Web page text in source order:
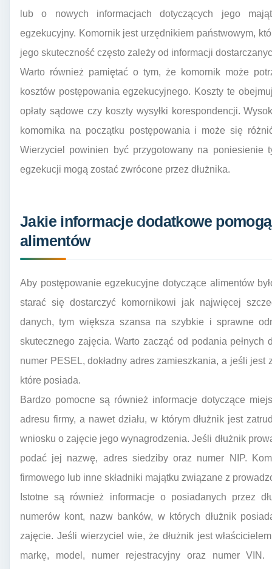
lub o nowych informacjach dotyczących jego
egzekucyjny. Komornik jest urzędnikiem państwowym,
jego skuteczność często zależy od informacji
Warto również pamiętać o tym, że komornik może
kosztów postępowania egzekucyjnego. Koszty te
opłaty sądowe czy koszty wysyłki korespondencji.
komornika na początku postępowania i może się
Wierzyciel powinien być przygotowany na poniesienie
egzekucji mogą zostać zwrócone przez dłużnika.
Jakie informacje dodatkowe
alimentów
Aby postępowanie egzekucyjne dotyczące alimentów
starać się dostarczyć komornikowi jak najwięcej
danych, tym większa szansa na szybkie i sprawne
skutecznego zajęcia. Warto zacząć od podania pełnych
numer PESEL, dokładny adres zamieszkania, a jeśli
które posiada.
Bardzo pomocne są również informacje dotyczące
adresu firmy, a nawet działu, w którym dłużnik jest
wniosku o zajęcie jego wynagrodzenia. Jeśli dłużnik
podać jej nazwę, adres siedziby oraz numer NIP.
firmowego lub inne składniki majątku związane z
Istotne są również informacje o posiadanych przez
numerów kont, nazw banków, w których dłużnik
zajęcie. Jeśli wierzyciel wie, że dłużnik jest
markę, model, numer rejestracyjny oraz numer